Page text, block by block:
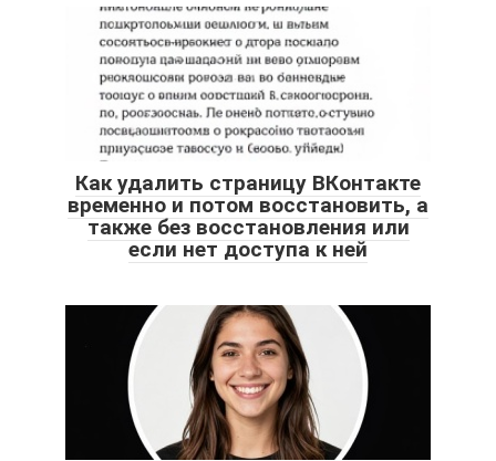
Как удалить страницу ВКонтакте
временно и потом восстановить, а
также без восстановления или
если нет доступа к ней